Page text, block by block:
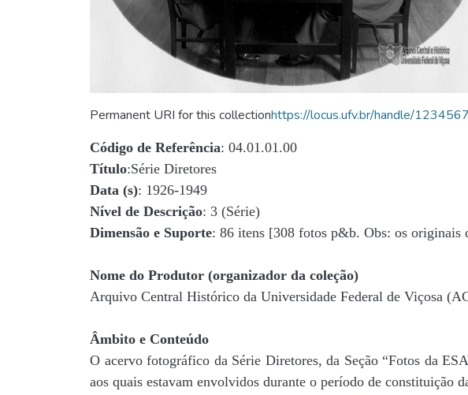
Permanent URI for this collectionhttps://locus.ufv.br/handle/
Código de Referência: 04.01.01.00
Título:Série Diretores
Data (s): 1926-1949
Nível de Descrição: 3 (Série)
Dimensão e Suporte: 86 itens [308 fotos p&b. Obs: os originais
Nome do Produtor (organizador da coleção)
Arquivo Central Histórico da Universidade Federal de Viçosa
Âmbito e Conteúdo
O acervo fotográfico da Série Diretores, da Seção “Fotos da
aos quais estavam envolvidos durante o período de constituição